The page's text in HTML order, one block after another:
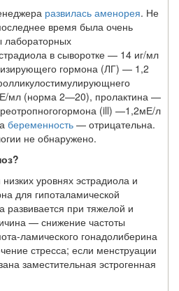
развилась аменорея. Не
время была очень
лабораторных
в сыворотке — 14 иг/мл
гормона (ЛГ) — 1,2
мл (норма 2—20), пролактина —
(ill) —1,2мЕ/л
беременность — отрицательна.
не обнаружено.
низких уровнях эстрадиола и
для гипоталамической
развивается при тяжелой и
— снижение частоты
ламического гонадолиберина
стресса; если менструации
заместительная эстрогенная